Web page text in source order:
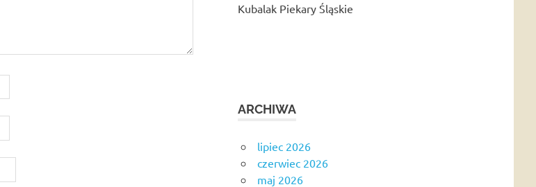
Kubalak Piekary Śląskie
ARCHIWA
lipiec 2026
czerwiec 2026
maj 2026